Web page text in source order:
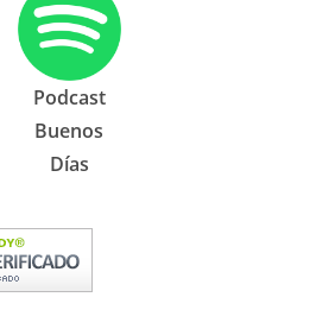
Podcast
Buenos
Días